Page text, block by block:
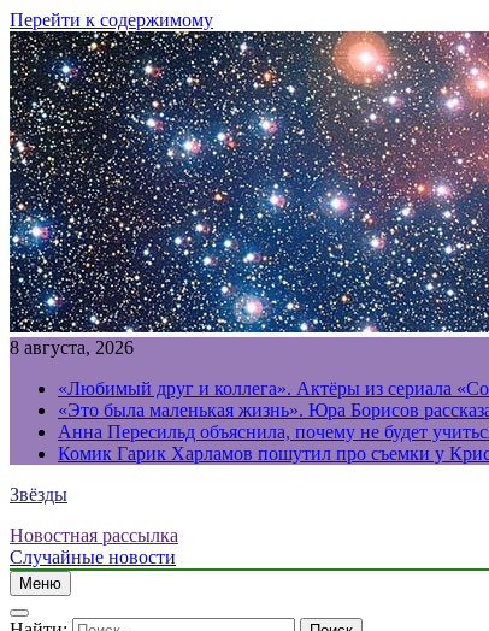
Перейти к содержимому
8 августа, 2026
«Любимый друг и коллега». Актёры из сериала
«Это была маленькая жизнь». Юра Борисов
Анна Пересильд объяснила, почему не будет
Комик Гарик Харламов пошутил про съемки у
Звёзды
Новостная рассылка
Случайные новости
Меню